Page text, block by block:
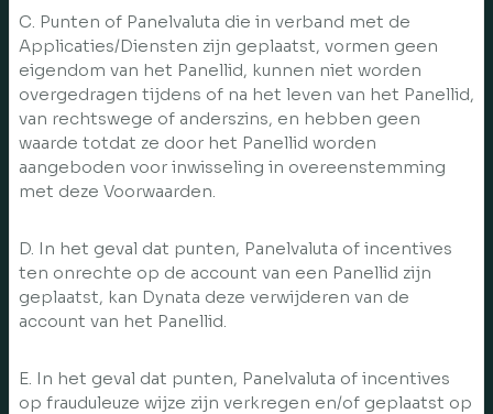
C. Punten of Panelvaluta die in verband met de
Applicaties/Diensten zijn geplaatst, vormen geen
eigendom van het Panellid, kunnen niet worden
overgedragen tijdens of na het leven van het Panellid,
van rechtswege of anderszins, en hebben geen
waarde totdat ze door het Panellid worden
aangeboden voor inwisseling in overeenstemming
met deze Voorwaarden.
D. In het geval dat punten, Panelvaluta of incentives
ten onrechte op de account van een Panellid zijn
geplaatst, kan Dynata deze verwijderen van de
account van het Panellid.
E. In het geval dat punten, Panelvaluta of incentives
op frauduleuze wijze zijn verkregen en/of geplaatst op